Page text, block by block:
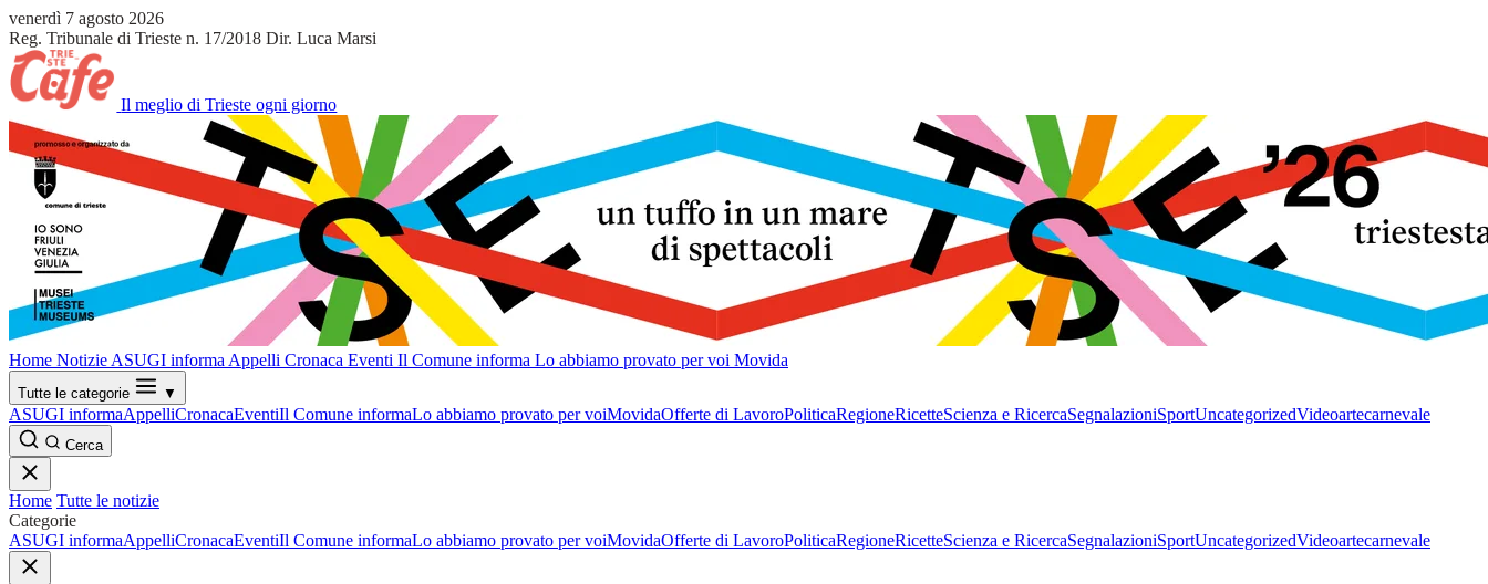
venerdì 7 agosto 2026
Reg. Tribunale di Trieste n. 17/2018 Dir. Luca Marsi
Il meglio di Trieste ogni giorno
Home Notizie ASUGI informa Appelli Cronaca Eventi Il Comune informa Lo abbiamo provato per voi Movida
Tutte le categorie ▼
ASUGI informaAppelliCronacaEventiIl Comune informaLo abbiamo provato per voiMovidaOfferte di LavoroPoliticaRegioneRicetteScienza e RicercaSegnalazioniSportUncategorizedVideoartecarnevale
Cerca
Home Tutte le notizie
Categorie
ASUGI informaAppelliCronacaEventiIl Comune informaLo abbiamo provato per voiMovidaOfferte di LavoroPoliticaRegioneRicetteScienza e RicercaSegnalazioniSportUncategorizedVideoartecarnevale